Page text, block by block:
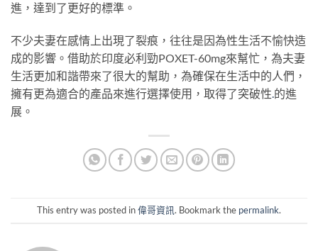
進，達到了更好的標準。
不少夫妻在感情上出現了裂痕，往往是因為性生活不愉快造
成的影響。借助於印度必利勁POXET-60mg來幫忙，為夫妻
生活更加和諧帶來了很大的幫助，為確保在生活中的人們，
擁有更為適合的產品來進行選擇使用，取得了突破性.的進
展。
This entry was posted in偉哥資訊. Bookmark the permalink.